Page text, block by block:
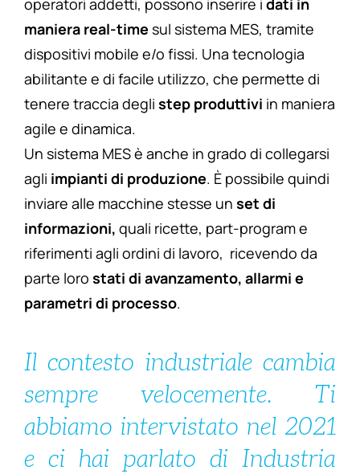
operatori addetti, possono inserire i dati in
maniera real-time sul sistema MES, tramite
dispositivi mobile e/o fissi. Una tecnologia
abilitante e di facile utilizzo, che permette di
tenere traccia degli step produttivi in maniera
agile e dinamica.
Un sistema MES è anche in grado di collegarsi
agli impianti di produzione. È possibile quindi
inviare alle macchine stesse un set di
informazioni, quali ricette, part-program e
riferimenti agli ordini di lavoro, ricevendo da
parte loro stati di avanzamento, allarmi e
parametri di processo.
Il contesto industriale cambia
sempre velocemente. Ti
abbiamo intervistato nel 2021
e ci hai parlato di Industria